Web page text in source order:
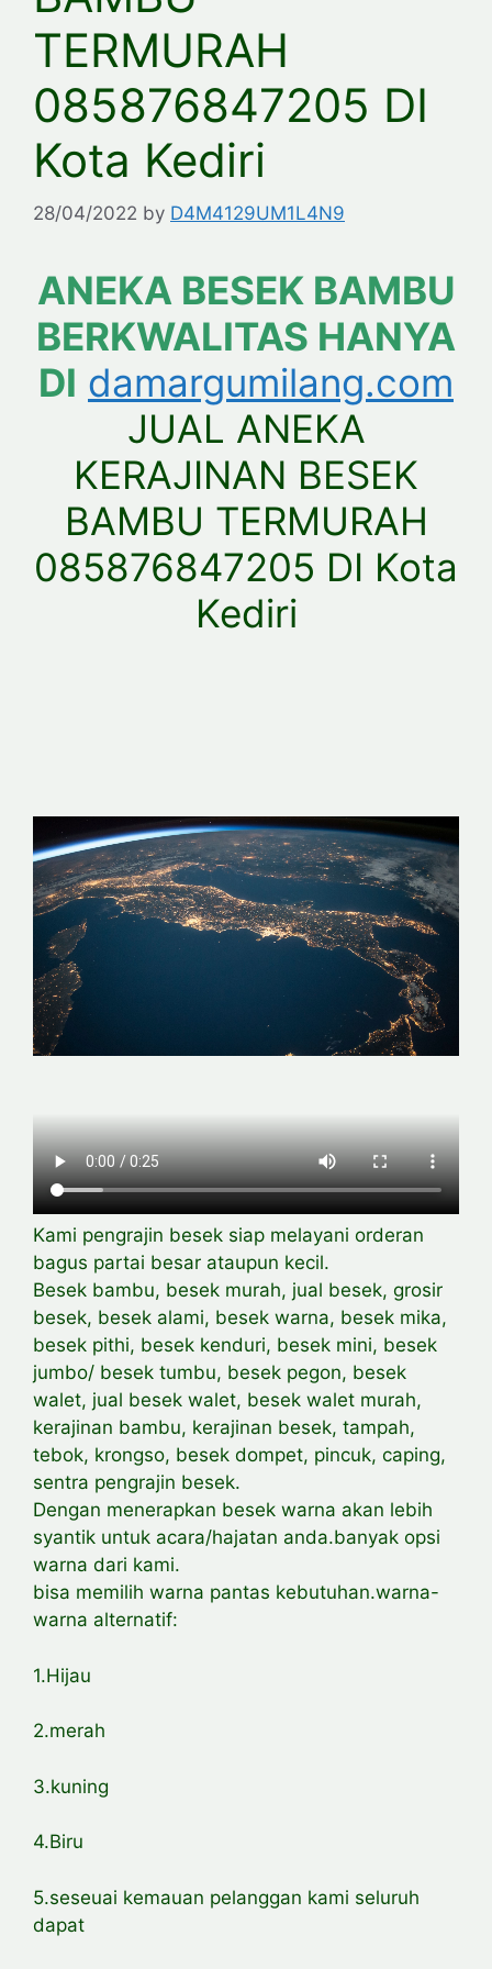
TERMURAH
085876847205 DI
Kota Kediri
28/04/2022 by D4M4129UM1L4N9
ANEKA BESEK BAMBU
BERKWALITAS HANYA
DI damargumilang.com
JUAL ANEKA
KERAJINAN BESEK
BAMBU TERMURAH
085876847205 DI Kota
Kediri
Kami pengrajin besek siap melayani orderan
bagus partai besar ataupun kecil.
Besek bambu, besek murah, jual besek, grosir
besek, besek alami, besek warna, besek mika,
besek pithi, besek kenduri, besek mini, besek
jumbo/ besek tumbu, besek pegon, besek
walet, jual besek walet, besek walet murah,
kerajinan bambu, kerajinan besek, tampah,
tebok, krongso, besek dompet, pincuk, caping,
sentra pengrajin besek.
Dengan menerapkan besek warna akan lebih
syantik untuk acara/hajatan anda.banyak opsi
warna dari kami.
bisa memilih warna pantas kebutuhan.warna-
warna alternatif:
1.Hijau
2.merah
3.kuning
4.Biru
5.seseuai kemauan pelanggan kami seluruh
dapat